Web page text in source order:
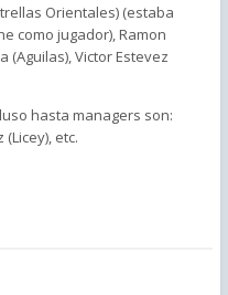
Orientales) (estaba
como jugador), Ramon
(Aguilas), Victor Estevez
hasta managers son:
etc.